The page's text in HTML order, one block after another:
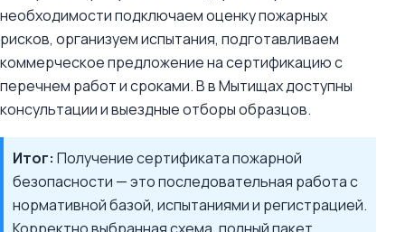
необходимости подключаем оценку пожарных
рисков, организуем испытания, подготавливаем
коммерческое предложение на сертификацию с
перечнем работ и сроками. В в Мытищах доступны
консультации и выездные отборы образцов.
Итог: Получение сертификата пожарной
безопасности — это последовательная работа с
нормативной базой, испытаниями и регистрацией.